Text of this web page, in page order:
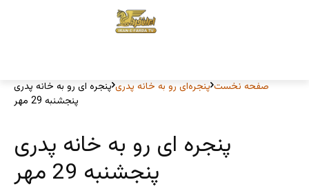
صفحه نخست پنجره‌ای رو به خانه پدری پنجره ای رو به خانه پدری
پنجشنبه 29 مهر
پنجره ای رو به خانه پدری
پنجشنبه 29 مهر